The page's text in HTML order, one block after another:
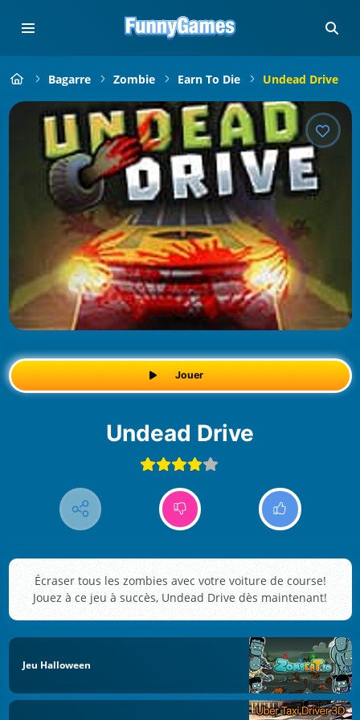
Bagarre Zombie Earn To Die Undead Drive
Jouer
Undead Drive
Écraser tous les zombies avec votre voiture de course!
Jouez à ce jeu à succès, Undead Drive dès maintenant!
Jeu Halloween